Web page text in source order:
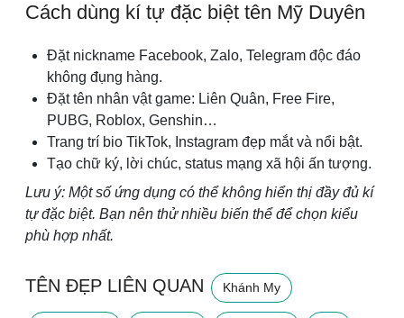
Cách dùng kí tự đặc biệt tên Mỹ Duyên
Đặt nickname Facebook, Zalo, Telegram độc đáo
không đụng hàng.
Đặt tên nhân vật game: Liên Quân, Free Fire,
PUBG, Roblox, Genshin…
Trang trí bio TikTok, Instagram đẹp mắt và nổi bật.
Tạo chữ ký, lời chúc, status mạng xã hội ấn tượng.
Lưu ý: Một số ứng dụng có thể không hiển thị đầy đủ kí
tự đặc biệt. Bạn nên thử nhiều biến thể để chọn kiểu
phù hợp nhất.
TÊN ĐẸP LIÊN QUAN Khánh My